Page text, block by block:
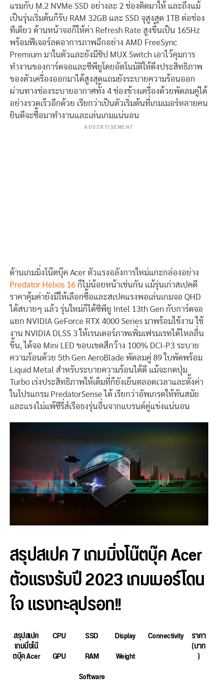
แรมกับ M.2 NVMe SSD อย่างละ 2 ช่องติดมาให้ และถึงแม้
เป็นรุ่นเริ่มต้นก็รับ RAM 32GB และ SSD จุสูงสุด 1TB ต่อช่อง
ทีเดียว ด้านหน้าจอก็ให้ค่า Refresh Rate สูงขึ้นเป็น 165Hz
พร้อมฟีเจอร์ลดอาการภาพฉีกอย่าง AMD FreeSync
Premium มาในตัวและยังมีชิป MUX Switch เอาไว้คุมการ
ทำงานของการ์ดจอและซีพียูโดยอัตโนมัติให้ดึงประสิทธิภาพ
ของตัวเครื่องออกมาได้สูงสุดแถมยังระบายความร้อนออก
ผ่านทางช่องระบายอากาศทั้ง 4 ช่องข้างเครื่องด้วยพัดลมคู่ได้
อย่างรวดเร็วอีกด้วย เรียกว่าเป็นตัวเริ่มต้นที่เกมเมอร์หลายคน
ยินดีจะซื้อมาทำงานและเล่นเกมแน่นอน
ADVERTISEMENT
ด้านเกมมิ่งโน๊ตบุ๊ค Acer ตัวแรงอลังการใหม่แกะกล่องอย่าง
Predator Helios 16 ก็ไม่น้อยหน้าเช่นกัน แม้รุ่นเก่าสเปคดี
ราคาคุ้มค่ายังมีให้เลือกซื้อและสเปคแรงพอเล่นเกมจอ QHD
ได้สบายๆ แล้ว รุ่นใหม่ก็ได้ซีพียู Intel 13th Gen กับการ์ดจอ
แยก NVIDIA GeForce RTX 4000 Series มาพร้อมใช้งาน ใช้
งาน NVIDIA DLSS 3 ให้เรนเดอร์ภาพเพิ่มเฟรมเรทได้ไหลลื่น
ขึ้น, ได้จอ Mini LED ขอบเขตสีกว้าง 100% DCI-P3 ระบาย
ความร้อนด้วย 5th Gen AeroBlade พัดลมคู่ 89 ใบพัดพร้อม
Liquid Metal สำหรับระบายความร้อนได้ดี แม้จะกดปุ่ม
Turbo เร่งประสิทธิภาพให้เต็มที่ก็ยังเย็นตลอดเวลาและตั้งค่า
ในโปรแกรม PredatorSense ได้ เรียกว่าอัพเกรดให้ทันสมัย
และแรงไม่แพ้ซีรี่ส์เรือธงรุ่นอื่นจากแบรนด์คู่แข่งแน่นอน
สรุปสเปค 7 เกมมิ่งโน๊ตบุ๊ค Acer
ตัวแรงรับปี 2023 เกมเมอร์โดน
ใจ แรงทะลุปรอท!!
สรุปสเปค
เกมมิ่งโน๊
ตบุ๊ค Acer
CPU
GPU
SSD
RAM
Software
Display
Weight
Connectivity ราคา
(บาท
)